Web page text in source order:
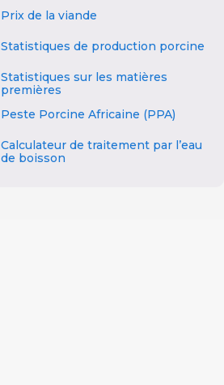
Prix de la viande
Statistiques de production porcine
Statistiques sur les matières
premières
Peste Porcine Africaine (PPA)
Calculateur de traitement par l’eau
de boisson